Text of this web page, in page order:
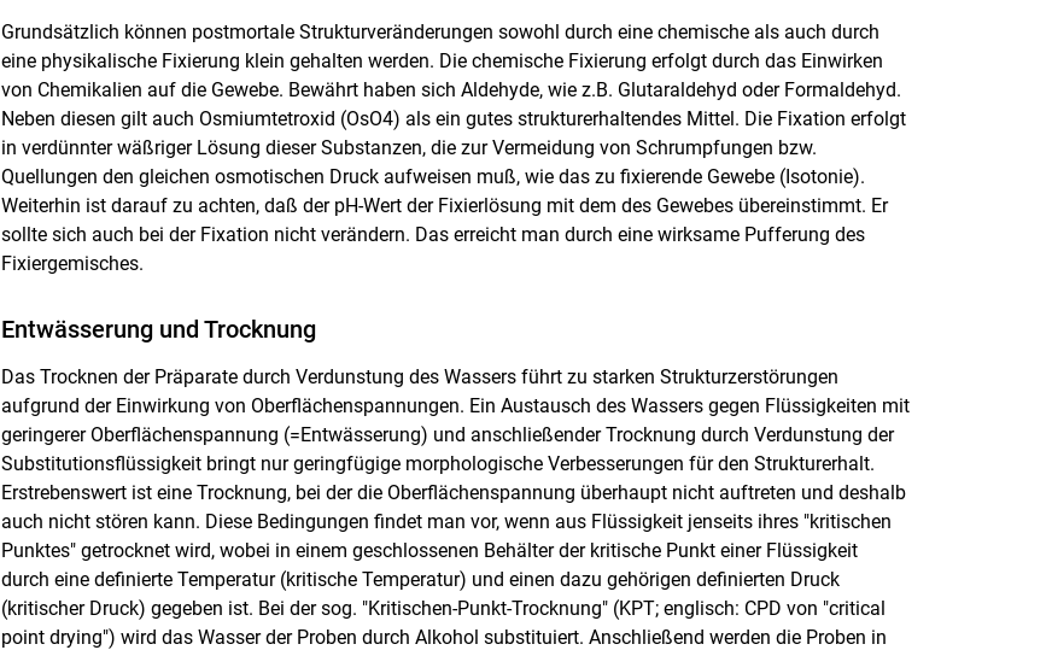
Grundsätzlich können postmortale Strukturveränderungen sowohl durch eine chemische als auch durch
eine physikalische Fixierung klein gehalten werden. Die chemische Fixierung erfolgt durch das Einwirken
von Chemikalien auf die Gewebe. Bewährt haben sich Aldehyde, wie z.B. Glutaraldehyd oder Formaldehyd.
Neben diesen gilt auch Osmiumtetroxid (OsO4) als ein gutes strukturerhaltendes Mittel. Die Fixation erfolgt
in verdünnter wäßriger Lösung dieser Substanzen, die zur Vermeidung von Schrumpfungen bzw.
Quellungen den gleichen osmotischen Druck aufweisen muß, wie das zu fixierende Gewebe (Isotonie).
Weiterhin ist darauf zu achten, daß der pH-Wert der Fixierlösung mit dem des Gewebes übereinstimmt. Er
sollte sich auch bei der Fixation nicht verändern. Das erreicht man durch eine wirksame Pufferung des
Fixiergemisches.
Entwässerung und Trocknung
Das Trocknen der Präparate durch Verdunstung des Wassers führt zu starken Strukturzerstörungen
aufgrund der Einwirkung von Oberflächenspannungen. Ein Austausch des Wassers gegen Flüssigkeiten mit
geringerer Oberflächenspannung (=Entwässerung) und anschließender Trocknung durch Verdunstung der
Substitutionsflüssigkeit bringt nur geringfügige morphologische Verbesserungen für den Strukturerhalt.
Erstrebenswert ist eine Trocknung, bei der die Oberflächenspannung überhaupt nicht auftreten und deshalb
auch nicht stören kann. Diese Bedingungen findet man vor, wenn aus Flüssigkeit jenseits ihres "kritischen
Punktes" getrocknet wird, wobei in einem geschlossenen Behälter der kritische Punkt einer Flüssigkeit
durch eine definierte Temperatur (kritische Temperatur) und einen dazu gehörigen definierten Druck
(kritischer Druck) gegeben ist. Bei der sog. "Kritischen-Punkt-Trocknung" (KPT; englisch: CPD von "critical
point drying") wird das Wasser der Proben durch Alkohol substituiert. Anschließend werden die Proben in